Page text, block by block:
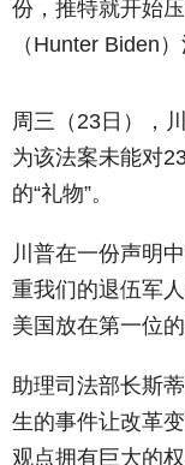
份，推特就开始
（Hunter Biden
周三（23日），
为该法案未能对
的“礼物”。
川普在一份声明
重我们的退伍军
美国放在第一位
助理司法部长斯
生的事件让改革
观点拥有巨大的